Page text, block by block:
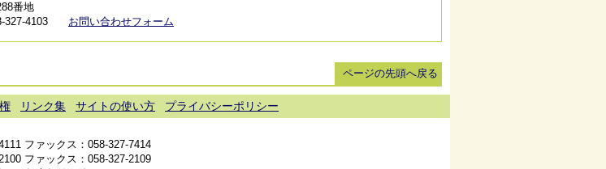
番地
327-4103 お問い合わせフォーム
ページの先頭へ戻る
リンク集 サイトの使い方
プライバシーポリシー
ファックス：058-327-7414
ファックス：058-327-2109